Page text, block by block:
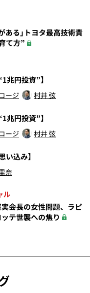
ある」トヨタ最高技術責
て方”
兆円投資”】
ージ 村井 弦
兆円投資”】
ージ 村井 弦
い込み】
奈
ル
会長の女性問題、ラピ
テ世襲への焦り